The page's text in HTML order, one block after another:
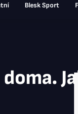
Blesk Sport